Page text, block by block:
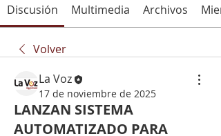
Discusión Multimedia Archivos
Volver
La Voz
17 de noviembre de 2025
LANZAN SISTEMA
AUTOMATIZADO PARA